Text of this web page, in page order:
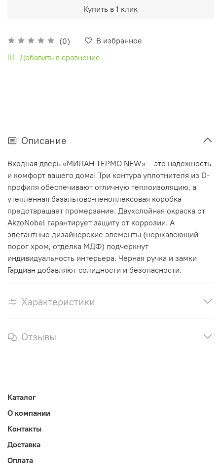
(0)
В избранное
Добавить в сравнение
Купить в 1 клик
Описание
Входная дверь «МИЛАН ТЕРМО NEW» – это надежность
и комфорт вашего дома! Три контура уплотнителя из D-
профиля обеспечивают отличную теплоизоляцию, а
утепленная базальтово-пеноплексовая коробка
предотвращает промерзание. Двухслойная окраска от
AkzoNobel гарантирует защиту от коррозии. А
элегантные дизайнерские элементы (нержавеющий
порог хром, отделка МДФ) подчеркнут
индивидуальность интерьера. Черная ручка и замки
Гардиан добавляют солидности и безопасности.
Характеристики
Отзывы
Каталог
О компании
Контакты
Доставка
Оплата